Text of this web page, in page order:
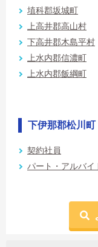
埴科郡坂城町
上高井郡高山村
下高井郡木島平村
上水内郡信濃町
上水内郡飯綱町
下伊那郡松川
契約社員
パート・アルバイ